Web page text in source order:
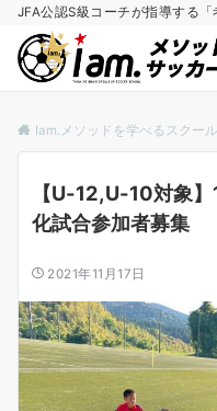
JFA公認S級コーチが指導する
Iam.メソッドを学べるスクール
【U-12,U-10対象
化試合参加者募集
2021年11月17日